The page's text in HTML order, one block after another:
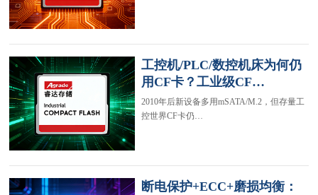
工控机/PLC/数控机床为何仍
用CF卡？工业级CF…
2010年后新设备多用mSATA/M.2，但存量工
控世界CF卡仍…
断电保护+ECC+磨损均衡：